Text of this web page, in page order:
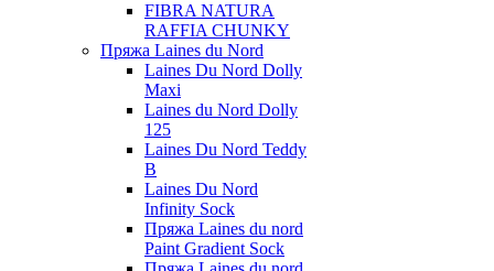
FIBRA NATURA
RAFFIA CHUNKY
Пряжа Laines du Nord
Laines Du Nord Dolly
Maxi
Laines du Nord Dolly
125
Laines Du Nord Teddy
B
Laines Du Nord
Infinity Sock
Пряжа Laines du nord
Paint Gradient Sock